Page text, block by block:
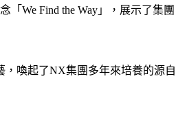
We Find the Way」，展示了集團
喚起了NX集團多年來培養的源自